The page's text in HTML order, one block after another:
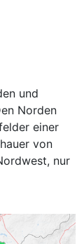
und
Norden
einer
von
nur